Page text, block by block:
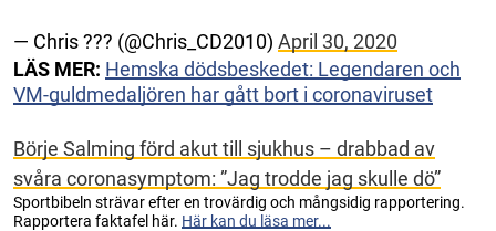
— Chris ??? (@Chris_CD2010) April 30, 2020
LÄS MER: Hemska dödsbeskedet: Legendaren och
VM-guldmedaljören har gått bort i coronaviruset
Börje Salming förd akut till sjukhus – drabbad av
svåra coronasymptom: ”Jag trodde jag skulle dö”
Sportbibeln strävar efter en trovärdig och mångsidig rapportering.
Rapportera faktafel här. Här kan du läsa mer...